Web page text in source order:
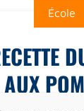
École
AUX